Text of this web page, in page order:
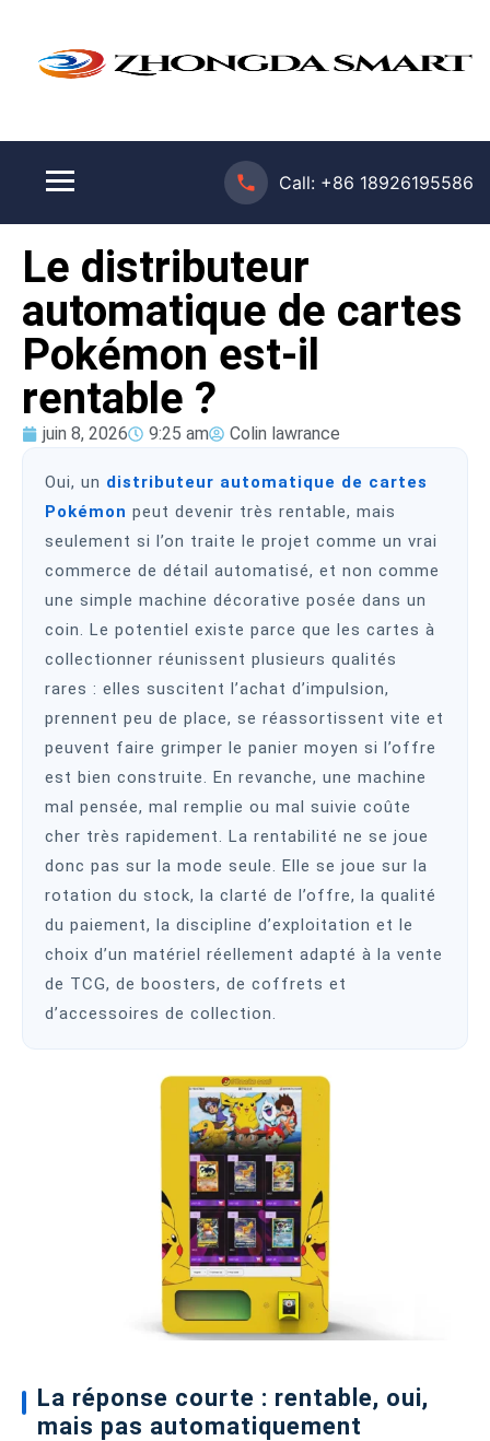
Call: +86 18926195586
Le distributeur
automatique de cartes
Pokémon est-il
rentable ?
juin 8, 2026 9:25 am Colin lawrance
Oui, un distributeur automatique de cartes
Pokémon peut devenir très rentable, mais
seulement si l’on traite le projet comme un vrai
commerce de détail automatisé, et non comme
une simple machine décorative posée dans un
coin. Le potentiel existe parce que les cartes à
collectionner réunissent plusieurs qualités
rares : elles suscitent l’achat d’impulsion,
prennent peu de place, se réassortissent vite et
peuvent faire grimper le panier moyen si l’offre
est bien construite. En revanche, une machine
mal pensée, mal remplie ou mal suivie coûte
cher très rapidement. La rentabilité ne se joue
donc pas sur la mode seule. Elle se joue sur la
rotation du stock, la clarté de l’offre, la qualité
du paiement, la discipline d’exploitation et le
choix d’un matériel réellement adapté à la vente
de TCG, de boosters, de coffrets et
d’accessoires de collection.
La réponse courte : rentable, oui,
mais pas automatiquement